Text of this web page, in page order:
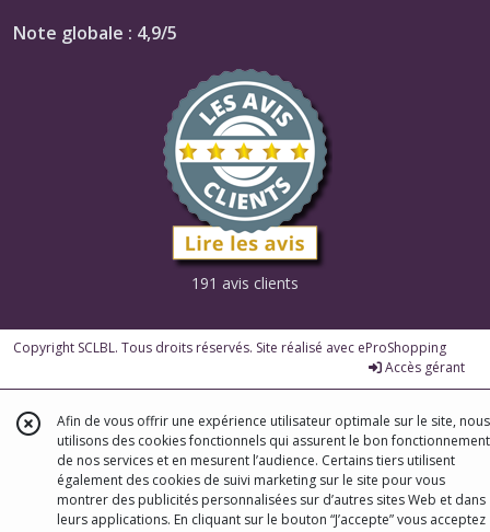
Note globale : 4,9/5
191 avis clients
Copyright SCLBL. Tous droits réservés. Site réalisé avec eProShopping
Accès gérant
Afin de vous offrir une expérience utilisateur optimale sur le site, nous
utilisons des cookies fonctionnels qui assurent le bon fonctionnement
de nos services et en mesurent l’audience. Certains tiers utilisent
également des cookies de suivi marketing sur le site pour vous
montrer des publicités personnalisées sur d’autres sites Web et dans
leurs applications. En cliquant sur le bouton “J’accepte” vous acceptez